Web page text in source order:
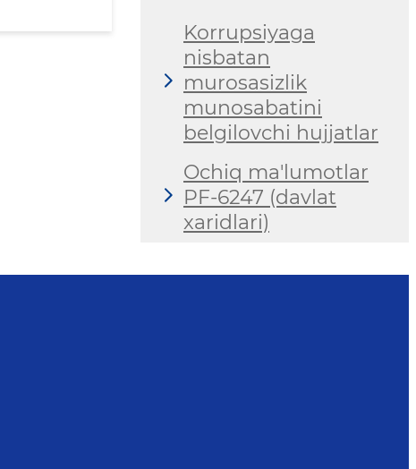
Korrupsiyaga
nisbatan
murosasizlik
munosabatini
belgilovchi hujjatlar
Ochiq ma'lumotlar
PF-6247 (davlat
xaridlari)